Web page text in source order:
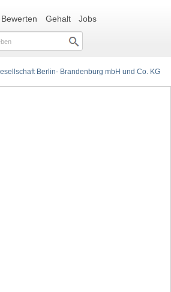
Bewerten Gehalt Jobs
Berlin- Brandenburg mbH und Co. KG